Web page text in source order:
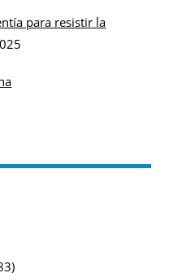
para resistir la